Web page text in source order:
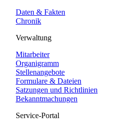
Daten & Fakten
Chronik
Verwaltung
Mitarbeiter
Organigramm
Stellenangebote
Formulare & Dateien
Satzungen und Richtlinien
Bekanntmachungen
Service-Portal